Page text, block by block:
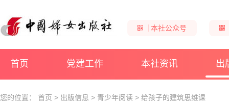
本社公众号
首页 党建工作 本社资讯 出
您的位置： 首页 > 出版信息 > 青少年阅读 > 给孩子的建筑思维课